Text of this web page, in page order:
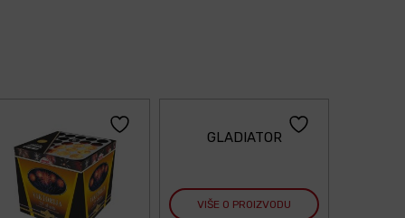
GLADIATOR
VIŠE O PROIZVODU